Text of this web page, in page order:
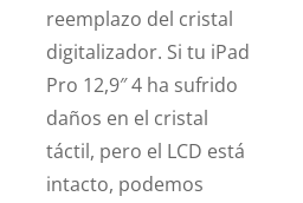
reemplazo del cristal
digitalizador. Si tu iPad
Pro 12,9″ 4 ha sufrido
daños en el cristal
táctil, pero el LCD está
intacto, podemos